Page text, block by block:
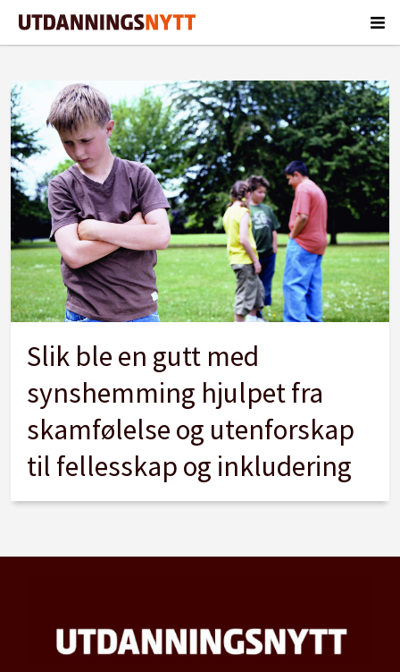
Tag:
annerledeshet
Slik ble en gutt med
synshemming hjulpet fra
skamfølelse og utenforskap
til fellesskap og inkludering